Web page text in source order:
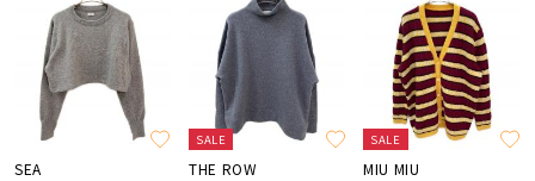
SEA
SALE
THE ROW
SALE
MIU MIU